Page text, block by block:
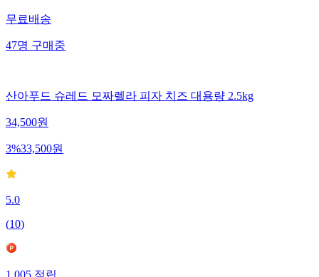
무료배송
47명 구매중
산아푸드 슈레드 모짜렐라 피자 치즈 대용량 2.5kg
34,500원
3%33,500원
5.0
(10)